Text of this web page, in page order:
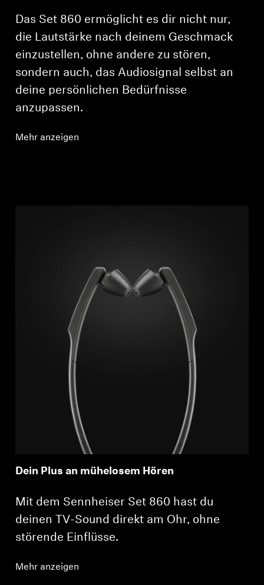
Das Set 860 ermöglicht es dir nicht nur,
die Lautstärke nach deinem Geschmack
einzustellen, ohne andere zu stören,
sondern auch, das Audiosignal selbst an
deine persönlichen Bedürfnisse
anzupassen.
Mehr anzeigen
Dein Plus an mühelosem Hören
Mit dem Sennheiser Set 860 hast du
deinen TV-Sound direkt am Ohr, ohne
störende Einflüsse.
Mehr anzeigen